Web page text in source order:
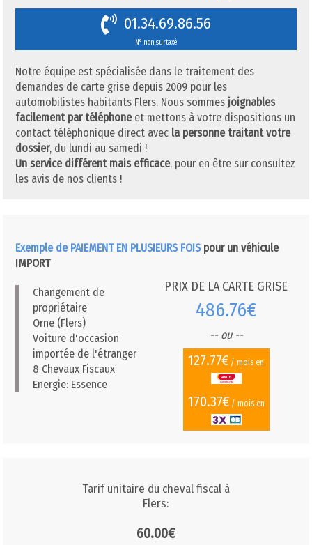
01.34.69.86.56
N° non surtaxé
Notre équipe est spécialisée dans le traitement des
demandes de carte grise depuis 2009 pour les
automobilistes habitants Flers. Nous sommes joignables
facilement par téléphone et mettons à votre dispositions un
contact téléphonique direct avec la personne traitant votre
dossier, du lundi au samedi !
Un service différent mais efficace, pour en être sur consultez
les avis de nos clients !
Exemple de PAIEMENT EN PLUSIEURS FOIS pour un véhicule
IMPORT
Changement de
propriétaire
Orne (Flers)
Voiture d'occasion
importée de l'étranger
8 Chevaux Fiscaux
Energie: Essence
PRIX DE LA CARTE GRISE
486.76€
-- ou --
127.77€ / mois en
170.37€/ mois en
Tarif unitaire du cheval fiscal à
Flers:
60.00€